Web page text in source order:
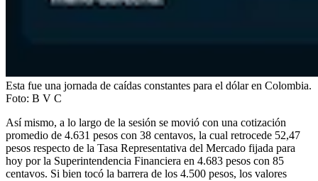
Esta fue una jornada de caídas constantes para el dólar en Colombia.
Foto: B V C
Así mismo, a lo largo de la sesión se movió con una cotización
promedio de 4.631 pesos con 38 centavos, la cual retrocede 52,47
pesos respecto de la Tasa Representativa del Mercado fijada para
hoy por la Superintendencia Financiera en 4.683 pesos con 85
centavos. Si bien tocó la barrera de los 4.500 pesos, los valores